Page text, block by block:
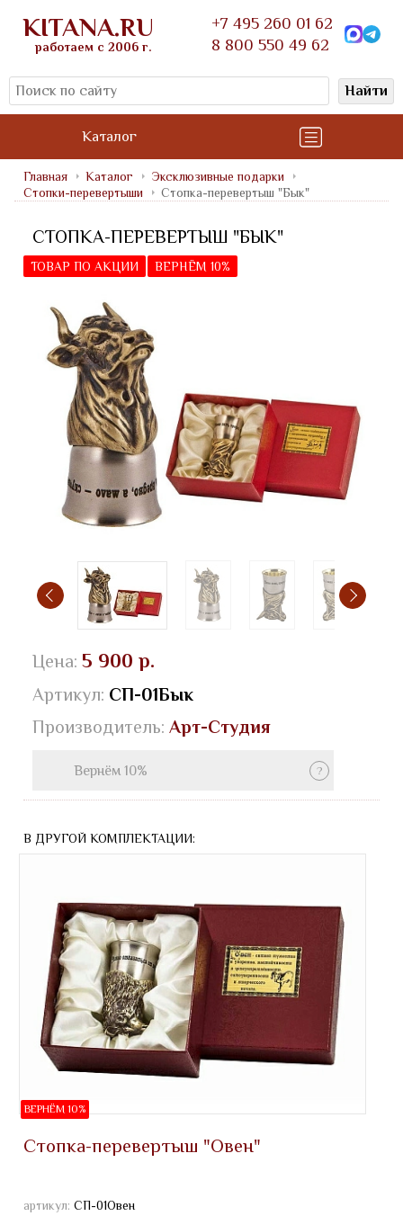
KITANA.RU
работаем с 2006 г.
+7 495 260 01 62
8 800 550 49 62
Найти
Каталог
Главная Каталог
Эксклюзивные подарки
Стопки-перевертыши
Стопка-перевертыш "Бык"
СТОПКА-ПЕРЕВЕРТЫШ "БЫК"
ТОВАР ПО АКЦИИ ВЕРНЁМ 10%
Цена: 5 900 р.
Артикул: СП-01Бык
Производитель: Арт-Студия
Вернём 10%
В ДРУГОЙ КОМПЛЕКТАЦИИ:
ВЕРНЁМ 10%
Стопка-перевертыш "Овен"
артикул: СП-01Овен